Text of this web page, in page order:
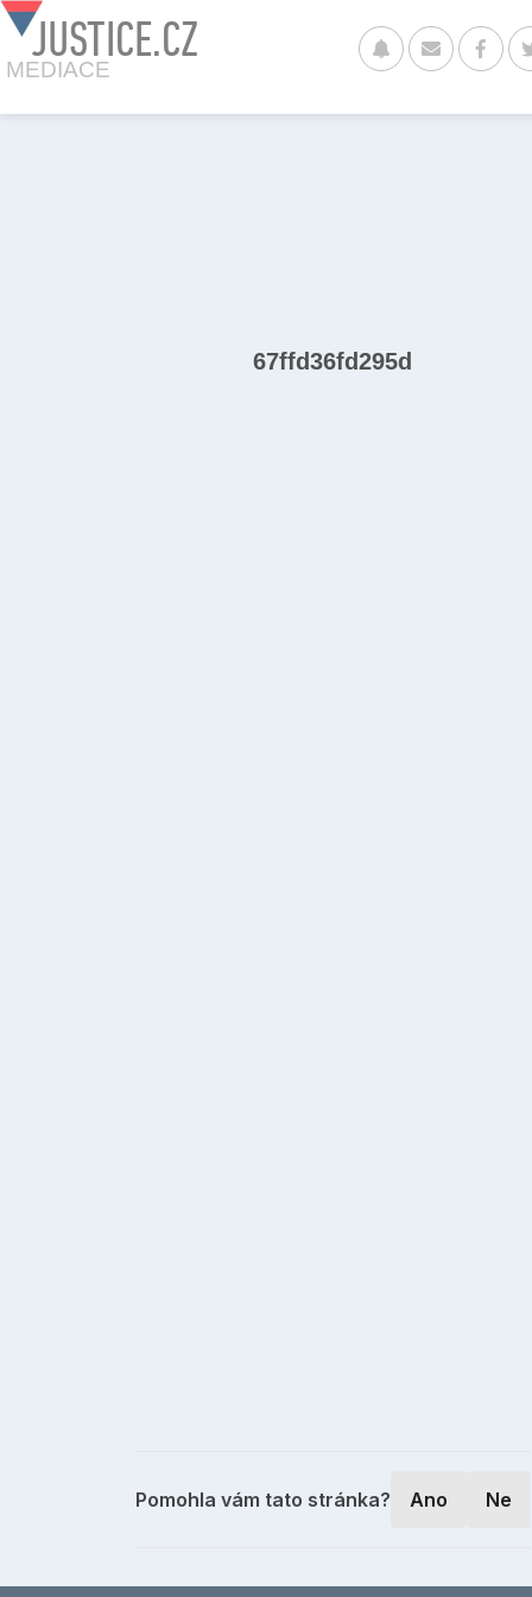
JUSTICE.CZ
MEDIACE
67ffd36fd295d
Pomohla vám tato stránka? Ano Ne